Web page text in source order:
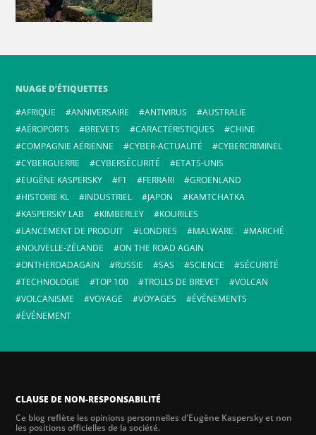
NUAGE D’ÉTIQUETTES
AFRIQUE
ANNIVERSAIRE ANTIVIRUS
AUSTRALIE
AÉROPORTS
BREVETS CARACTÉRISTIQUES
CHINE
COMPAGNIE AÉRIENNE
CYBER-ACTUALITÉ
CYBERCRIMINEL
CYBERGUERRE
CYBERSÉCURITÉ
ETATS-UNIS
EUGÈNE KASPERSKY
F1 FERRARI
GROENLAND
HISTOIRE KL
INDUSTRIEL JAPON
KAMTCHATKA
KASPERSKY LAB
KIMBERLEY
KOURILES
LANCEMENT DE PRODUIT
LONDRES MALWARE
MARCHÉ
NOUVELLE-ZÉLANDE
ON THE ROAD AGAIN
ONTHEROADAGAIN
RUSSIE SAS SCIENCE
SÉCURITÉ
TECHNOLOGIE
TOP 100 TROLLS DE BREVET
VOLCAN
VOLCANISME
VOYAGE VOYAGES
ÉVÈNEMENTS
ÉVÉNEMENT
CLAUSE DE NON-RESPONSABILITÉ
Ce blog reflète les opinions personnelles d'Eugène Kaspersky et non
les positions officielles de la société.